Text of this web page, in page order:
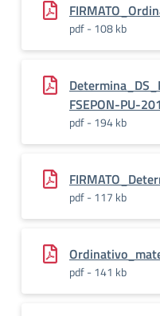
pdf - 108 kb
FSEPON-PU-
pdf - 194 kb
pdf - 117 kb
pdf - 141 kb